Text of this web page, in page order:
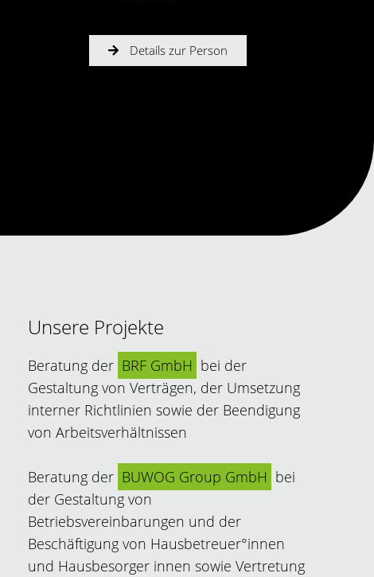
complex issues strictly to the point; very
and in dealing with the
Details zur Person
Unsere Projekte
Beratung der BRF GmbH bei der
Gestaltung von Verträgen, der Umsetzung
interner Richtlinien sowie der Beendigung
von Arbeitsverhältnissen
Beratung der BUWOG Group GmbH bei
der Gestaltung von
Betriebsvereinbarungen und der
Beschäftigung von Hausbetreuer°innen
und Hausbesorger innen sowie Vertretung